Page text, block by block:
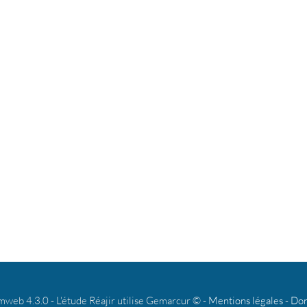
4.3.0 - L'étude Réajir utilise Gemarcur © - Mentions légales-